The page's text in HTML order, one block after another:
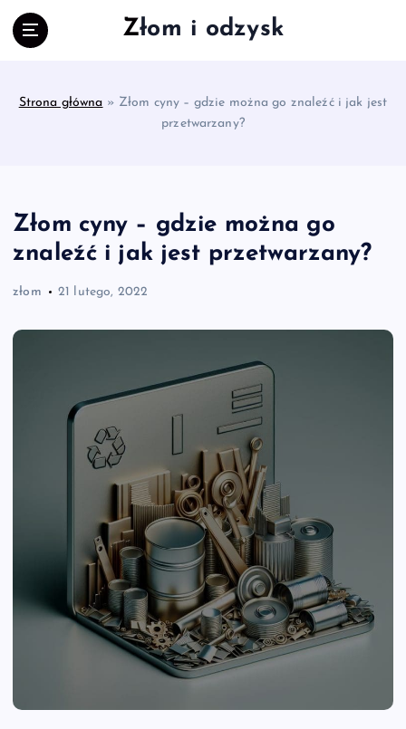
Złom i odzysk
Strona główna » Złom cyny – gdzie można go znaleźć i jak jest
przetwarzany?
Złom cyny – gdzie można go
znaleźć i jak jest przetwarzany?
złom 21 lutego, 2022